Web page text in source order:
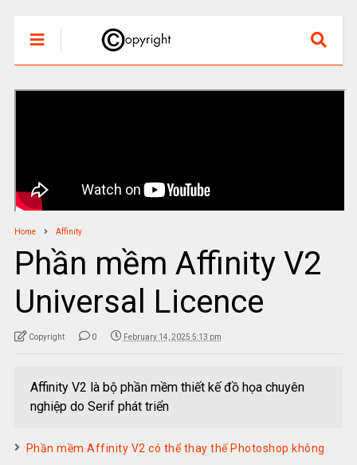
Home Affinity
Phần mềm Affinity V2
Universal Licence
Copyright 0 February 14, 2025 5:13 pm
Affinity V2 là bộ phần mềm thiết kế đồ họa chuyên
nghiệp do Serif phát triển
Phần mềm Affinity V2 có thể thay thế Photoshop không